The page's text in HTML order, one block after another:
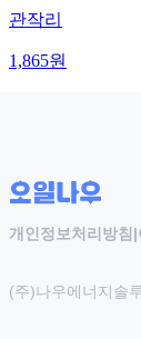
관작리
1,865원
개인정보처리방침 |
(주)나우에너지솔